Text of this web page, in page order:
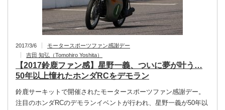
2017/3/6
モータースポーツファン感謝デー
吉田 知弘（Tomohiro Yoshita）
【2017鈴鹿ファン感】星野一義、ついに夢が叶う…
50年以上憧れたホンダRCをデモラン
鈴鹿サーキットで開催されたモータースポーツファン感謝デー。
注目のホンダRCのデモランイベントが行われ、星野一義が50年以